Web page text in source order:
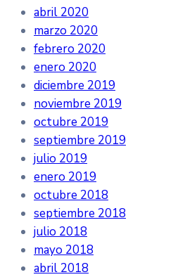
abril 2020
marzo 2020
febrero 2020
enero 2020
diciembre 2019
noviembre 2019
octubre 2019
septiembre 2019
julio 2019
enero 2019
octubre 2018
septiembre 2018
julio 2018
mayo 2018
abril 2018